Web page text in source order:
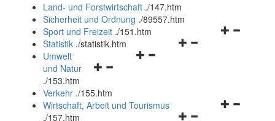
und
schließen
Land- und Forstwirtschaft ./147.htm
Sicherheit und Ordnung ./89557.htm
Navigationsmenü
Sport und Freizeit ./151.htm
Navigationsmenü
Statistik ./statistik.htm
Navigationsmenü
und
schließen
Umwelt
und Natur
./153.htm
Verkehr ./155.htm
Navigationsmenü
Wirtschaft, Arbeit und Tourismus
./157.htm